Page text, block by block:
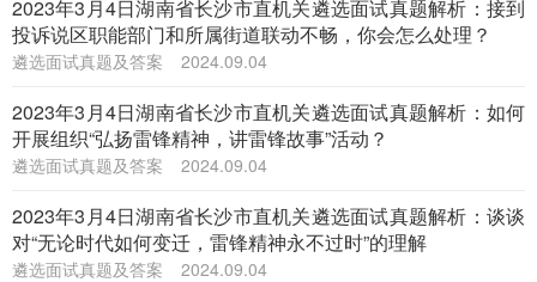
2023年3月4日湖南省长沙市直机关遴选面试真题解析：接到
投诉说区职能部门和所属街道联动不畅，你会怎么处理？
遴选面试真题及答案 2024.09.04
2023年3月4日湖南省长沙市直机关遴选面试真题解析：如何
开展组织“弘扬雷锋精神，讲雷锋故事”活动？
遴选面试真题及答案 2024.09.04
2023年3月4日湖南省长沙市直机关遴选面试真题解析：谈谈
对“无论时代如何变迁，雷锋精神永不过时”的理解
遴选面试真题及答案 2024.09.04